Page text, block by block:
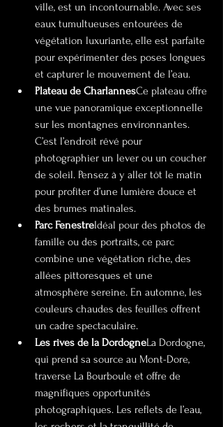
ville, est un incontournable. Avec ses
eaux tumultueuses entourées de
végétation luxuriante, elle est parfaite
pour expérimenter des poses longues
et capturer le mouvement de l’eau.
Plateau de CharlannesCe plateau offre
une vue panoramique exceptionnelle
sur les montagnes environnantes.
C’est l’endroit rêvé pour
photographier un lever ou un coucher
de soleil. Pensez à y aller tôt le matin
pour profiter d’une lumière douce et
des brumes matinales.
Parc FenestreIdéal pour des photos de
famille ou des portraits, ce parc
combine une végétation riche, des
allées pittoresques et une
atmosphère sereine. En automne, les
couleurs chaudes des feuilles offrent
un cadre spectaculaire.
Les rives de la DordogneLa Dordogne,
qui prend sa source au Mont-Dore,
traverse La Bourboule et offre de
magnifiques opportunités
photographiques. Les reflets de l’eau,